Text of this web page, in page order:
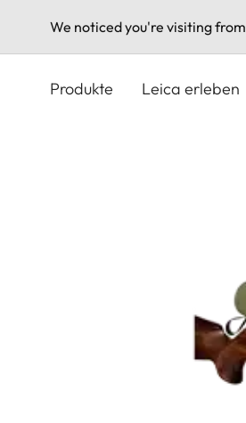
We noticed you're visiting from
Produkte Leica erleben